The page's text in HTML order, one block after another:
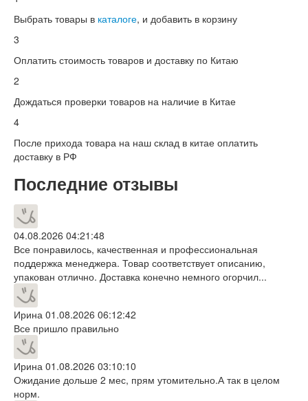
Выбрать товары в каталоге, и добавить в корзину
3
Оплатить стоимость товаров и доставку по Китаю
2
Дождаться проверки товаров на наличие в Китае
4
После прихода товара на наш склад в китае оплатить
доставку в РФ
Последние отзывы
04.08.2026 04:21:48
Все понравилось, качественная и профессиональная
поддержка менеджера. Товар соответствует описанию,
упакован отлично. Доставка конечно немного огорчил...
Ирина 01.08.2026 06:12:42
Все пришло правильно
Ирина 01.08.2026 03:10:10
Ожидание дольше 2 мес, прям утомительно.А так в целом
норм.